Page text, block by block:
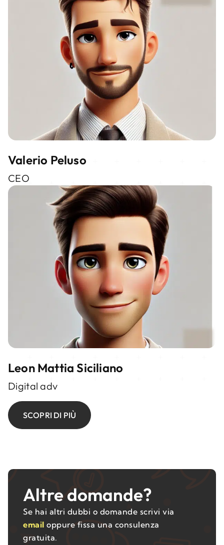
Valerio Peluso
CEO
Leon Mattia Siciliano
Digital adv
SCOPRI DI PIÙ
Altre domande?
Se hai altri dubbi o domande scrivi via
email oppure fissa una consulenza
gratuita.